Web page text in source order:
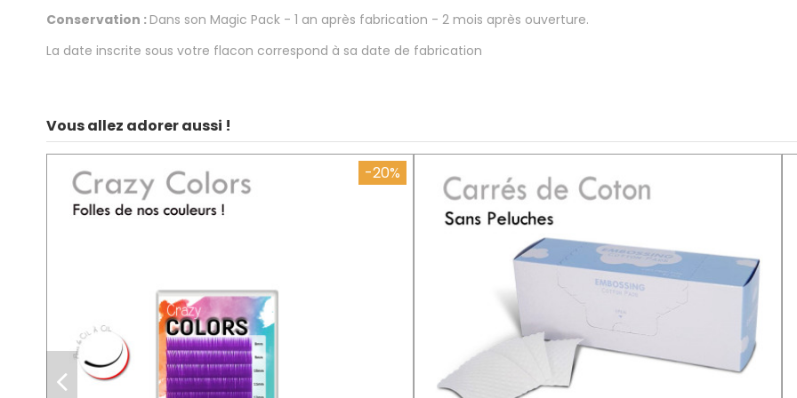
Conservation :Dans son Magic Pack - 1 an après fabrication - 2 mois après ouverture.
La date inscrite sous votre flacon correspond à sa date de fabrication
Vous allez adorer aussi !
-20%